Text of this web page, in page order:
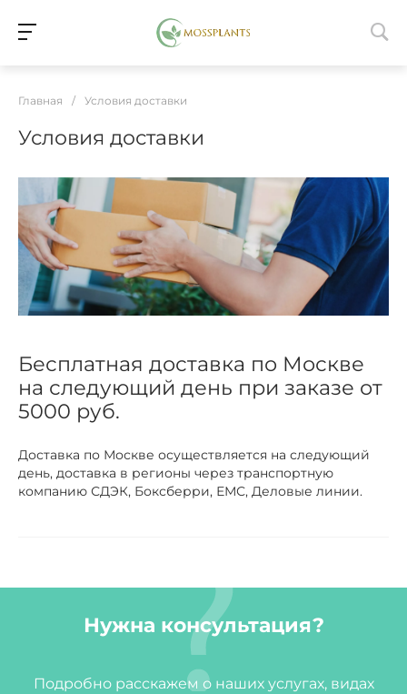
Главная / Условия доставки
Условия доставки
Бесплатная доставка по Москве
на следующий день при заказе от
5000 руб.
Доставка по Москве осуществляется на следующий
день, доставка в регионы через транспортную
компанию СДЭК, Боксберри, ЕМС, Деловые линии.
Нужна консультация?
Подробно расскажем о наших услугах, видах